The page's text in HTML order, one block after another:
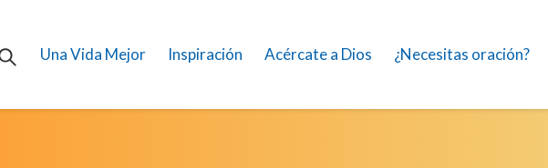
Una Vida Mejor Inspiración Acércate a Dios ¿Necesitas oración?